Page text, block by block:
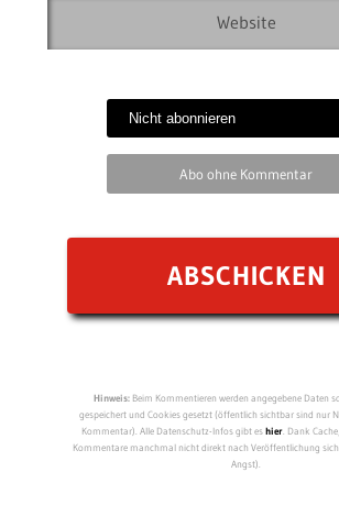
Abo ohne Kommentar
Hinweis:Beim Kommentieren werden angegebene Daten
gespeichert und Cookies gesetzt (öffentlich sichtbar sind nur
Kommentar). Alle Datenschutz-Infos gibt eshier. Dank
Kommentare manchmal nicht direkt nach Veröffentlichung
Angst).